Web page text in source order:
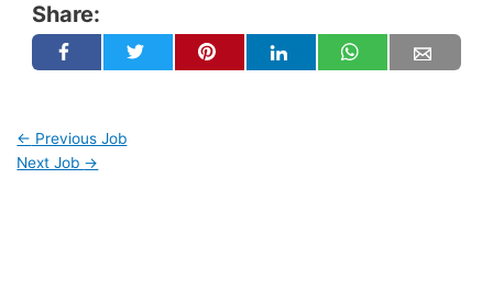
Share:
← Previous Job
Next Job →